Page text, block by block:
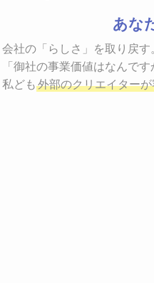
ために、適切な方法を企画
くなる状態をつくるため
果検証までの一連のプロセ
あな
会社の「らしさ」を取り戻す
「御社の事業価値はなんで
私ども 外部のクリエイター